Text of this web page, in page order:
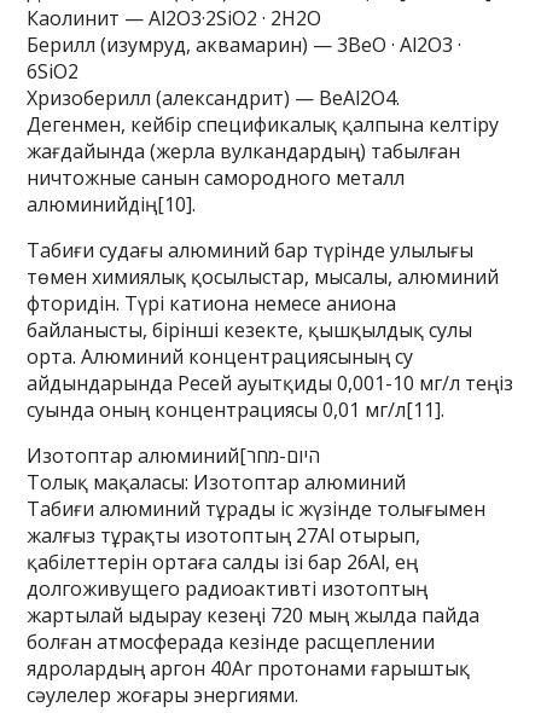
Каолинит — Al2O3·2SiO2 · 2H2O
Берилл (изумруд, аквамарин) — 3ВеО · Al2О3 ·
6SiO2
Хризоберилл (александрит) — BeAl2O4.
Дегенмен, кейбір спецификалық қалпына келтіру
жағдайында (жерла вулкандардың) табылған
ничтожные санын самородного металл
алюминийдің[10].
Табиғи судағы алюминий бар түрінде улылығы
төмен химиялық қосылыстар, мысалы, алюминий
фторидін. Түрі катиона немесе аниона
байланысты, бірінші кезекте, қышқылдық сулы
орта. Алюминий концентрациясының су
айдындарында Ресей ауытқиды 0,001-10 мг/л теңіз
суында оның концентрациясы 0,01 мг/л[11].
Изотоптар алюминий[היום-מחר
Толық мақаласы: Изотоптар алюминий
Табиғи алюминий тұрады іс жүзінде толығымен
жалғыз тұрақты изотоптың 27Al отырып,
қабілеттерін ортаға салды ізі бар 26Al, ең
долгоживущего радиоактивті изотоптың
жартылай ыдырау кезеңі 720 мың жылда пайда
болған атмосферада кезінде расщеплении
ядролардың аргон 40Ar протонами ғарыштық
сәулелер жоғары энергиями.